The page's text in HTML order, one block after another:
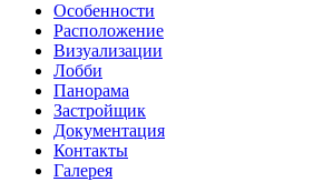
Особенности
Расположение
Визуализации
Лобби
Панорама
Застройщик
Документация
Контакты
Галерея